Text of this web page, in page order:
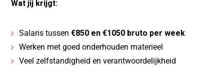
Wat jij krijgt:
Salaris tussen€850 en €1050 bruto per week
Werken met goed onderhouden materieel
Veel zelfstandigheid en verantwoordelijkheid